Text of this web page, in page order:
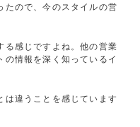
たので、今のスタイルの営
る感じですよね。他の営業
情報を深く知っているイ
は違うことを感じています